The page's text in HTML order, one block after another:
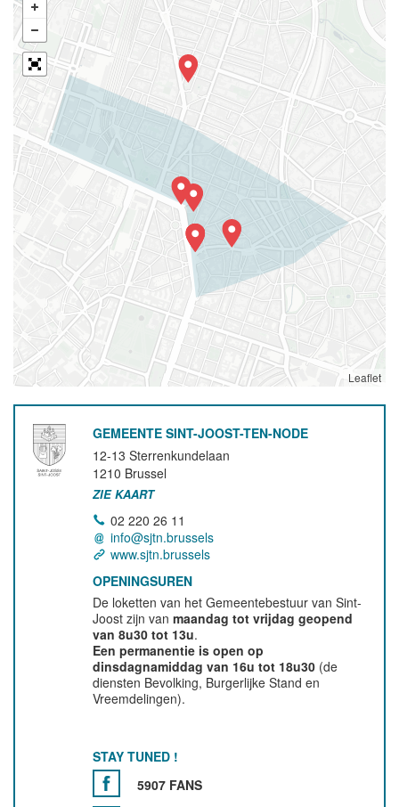
Leaflet
GEMEENTE SINT-JOOST-TEN-NODE
12-13 Sterrenkundelaan
1210 Brussel
ZIE KAART
02 220 26 11
info@sjtn.brussels
www.sjtn.brussels
OPENINGSUREN
De loketten van het Gemeentebestuur van Sint-
Joost zijn vanmaandag tot vrijdag geopend
van 8u30 tot 13u.
Een permanentie is open op
dinsdagnamiddag van 16u tot 18u30 (de
diensten Bevolking, Burgerlijke Stand en
Vreemdelingen).
STAY TUNED !
5907 FANS